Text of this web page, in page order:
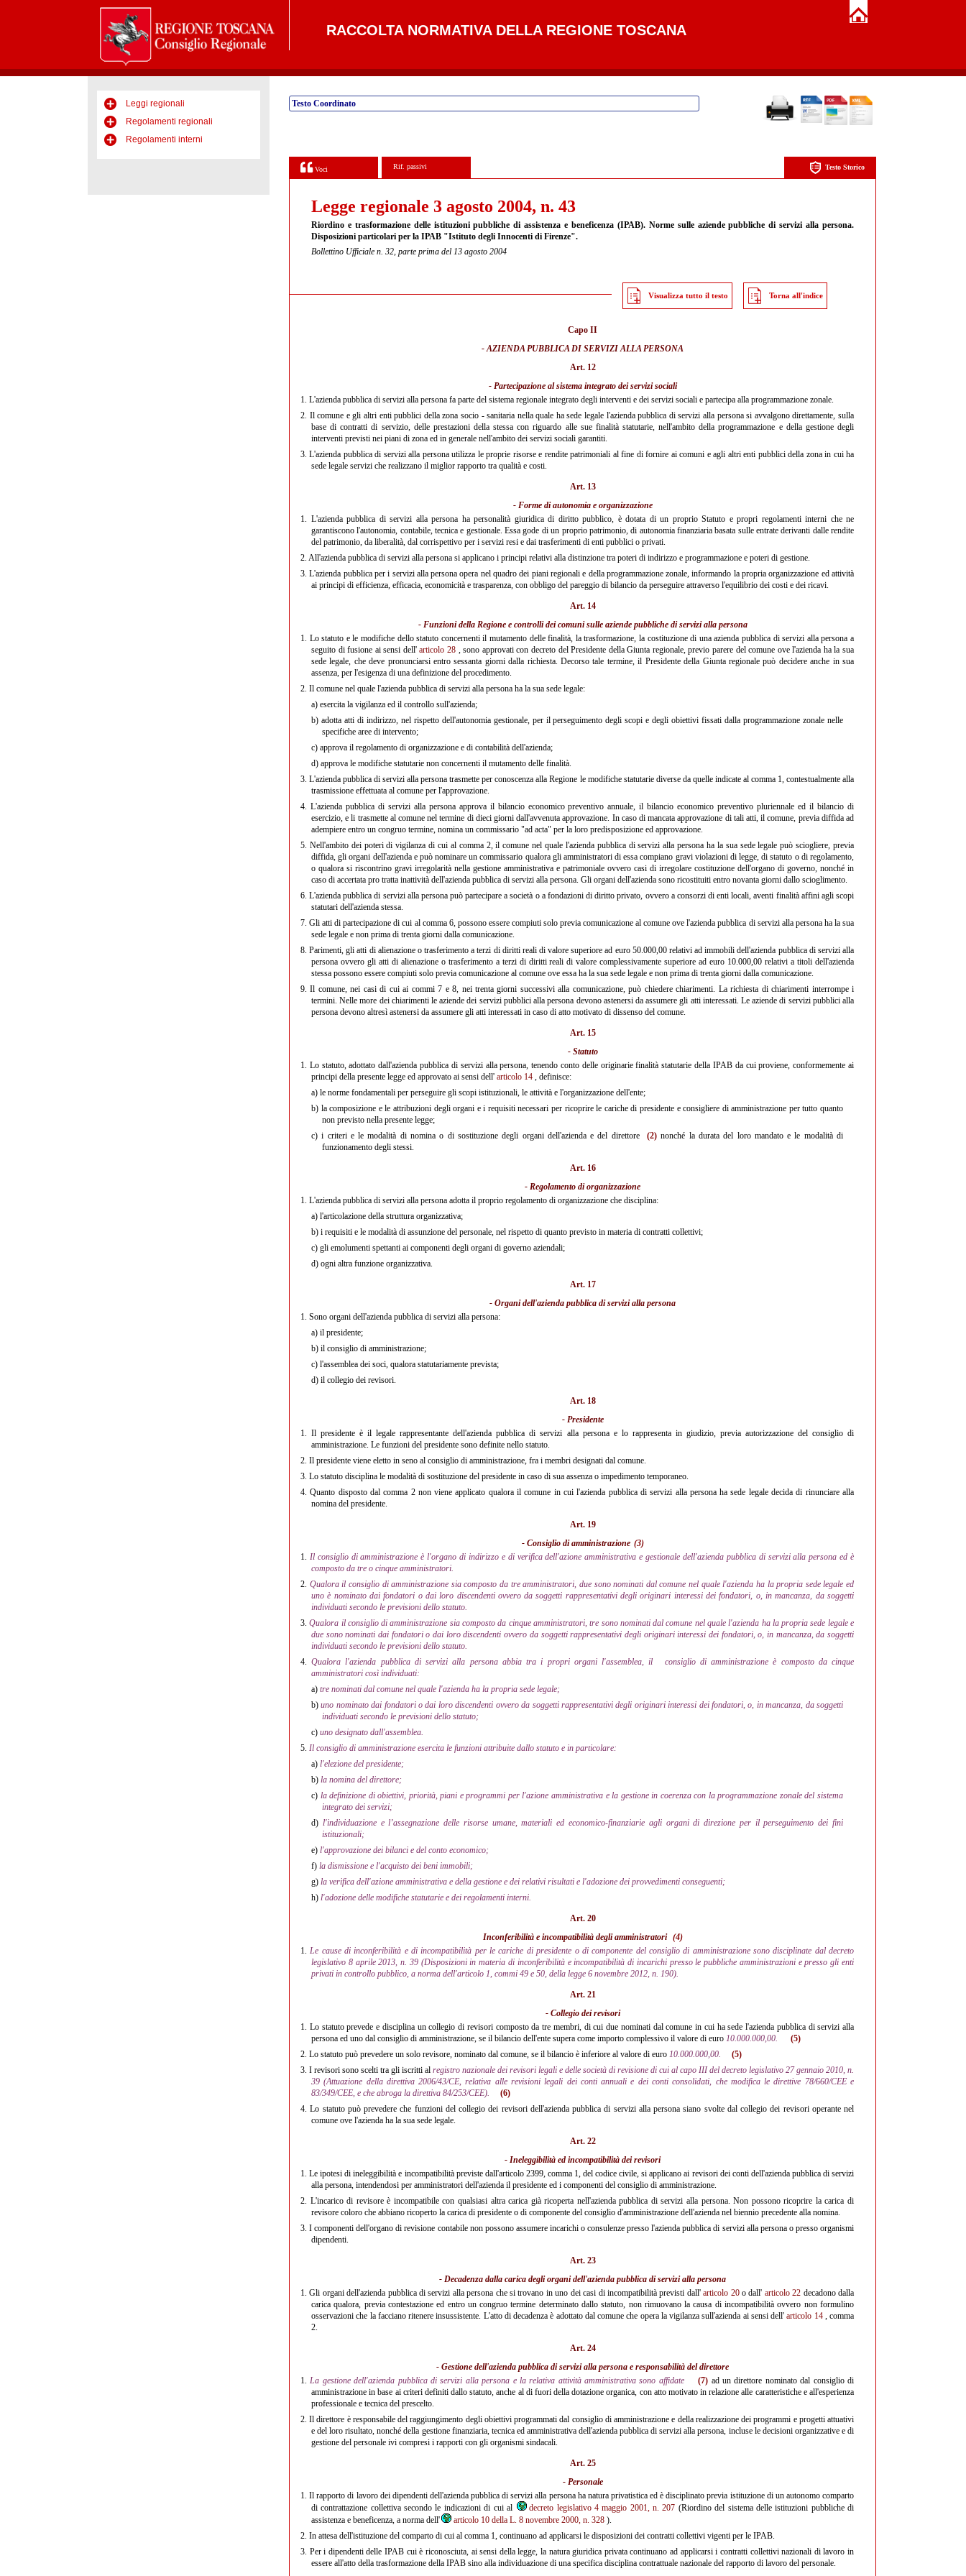
RACCOLTA NORMATIVA DELLA REGIONE TOSCANA
Leggi regionali
Regolamenti regionali
Regolamenti interni
Testo Coordinato
Voci Rif. passivi Testo Storico
Legge regionale 3 agosto 2004, n. 43
Riordino e trasformazione delle istituzioni pubbliche di assistenza e beneficenza (IPAB). Norme sulle aziende pubbliche di servizi alla persona.
Disposizioni particolari per la IPAB "Istituto degli Innocenti di Firenze".
Bollettino Ufficiale n. 32, parte prima del 13 agosto 2004
Visualizza tutto il testo Torna all'indice
Capo II
- AZIENDA PUBBLICA DI SERVIZI ALLA PERSONA
Art. 12
- Partecipazione al sistema integrato dei servizi sociali
1. L'azienda pubblica di servizi alla persona fa parte del sistema regionale integrato degli interventi e dei servizi sociali e partecipa alla programmazione zonale.
2. Il comune e gli altri enti pubblici della zona socio - sanitaria nella quale ha sede legale l'azienda pubblica di servizi alla persona si avvalgono direttamente, sulla
base di contratti di servizio, delle prestazioni della stessa con riguardo alle sue finalità statutarie, nell'ambito della programmazione e della gestione degli
interventi previsti nei piani di zona ed in generale nell'ambito dei servizi sociali garantiti.
3.L'azienda pubblica di servizi alla persona utilizza le proprie risorse e rendite patrimoniali al fine di fornire ai comuni e agli altri enti pubblici della zona in cui ha
sede legale servizi che realizzano il miglior rapporto tra qualità e costi.
Art. 13
- Forme di autonomia e organizzazione
1. L'azienda pubblica di servizi alla persona ha personalità giuridica di diritto pubblico, è dotata di un proprio Statuto e propri regolamenti interni che ne
garantiscono l'autonomia, contabile, tecnica e gestionale. Essa gode di un proprio patrimonio, di autonomia finanziaria basata sulle entrate derivanti dalle rendite
del patrimonio, da liberalità, dal corrispettivo per i servizi resi e dai trasferimenti di enti pubblici o privati.
2. All'azienda pubblica di servizi alla persona si applicano i principi relativi alla distinzione tra poteri di indirizzo e programmazione e poteri di gestione.
3.L'azienda pubblica per i servizi alla persona opera nel quadro dei piani regionali e della programmazione zonale, informando la propria organizzazione ed attività
ai principi di efficienza, efficacia, economicità e trasparenza, con obbligo del pareggio di bilancio da perseguire attraverso l'equilibrio dei costi e dei ricavi.
Art. 14
- Funzioni della Regione e controlli dei comuni sulle aziende pubbliche di servizi alla persona
1. Lo statuto e le modifiche dello statuto concernenti il mutamento delle finalità, la trasformazione, la costituzione di una azienda pubblica di servizi alla persona a
seguito di fusione ai sensi dell'articolo 28 , sono approvati con decreto del Presidente della Giunta regionale, previo parere del comune ove l'azienda ha la sua
sede legale, che deve pronunciarsi entro sessanta giorni dalla richiesta. Decorso tale termine, il Presidente della Giunta regionale può decidere anche in sua
assenza, per l'esigenza di una definizione del procedimento.
2. Il comune nel quale l'azienda pubblica di servizi alla persona ha la sua sede legale:
a) esercita la vigilanza ed il controllo sull'azienda;
b) adotta atti di indirizzo, nel rispetto dell'autonomia gestionale, per il perseguimento degli scopi e degli obiettivi fissati dalla programmazione zonale nelle
specifiche aree di intervento;
c) approva il regolamento di organizzazione e di contabilità dell'azienda;
d) approva le modifiche statutarie non concernenti il mutamento delle finalità.
3.L'azienda pubblica di servizi alla persona trasmette per conoscenza alla Regione le modifiche statutarie diverse da quelle indicate al comma 1, contestualmente alla
trasmissione effettuata al comune per l'approvazione.
4. L'azienda pubblica di servizi alla persona approva il bilancio economico preventivo annuale, il bilancio economico preventivo pluriennale ed il bilancio di
esercizio, e li trasmette al comune nel termine di dieci giorni dall'avvenuta approvazione. In caso di mancata approvazione di tali atti, il comune, previa diffida ad
adempiere entro un congruo termine, nomina un commissario "ad acta" per la loro predisposizione ed approvazione.
5. Nell'ambito dei poteri di vigilanza di cui al comma 2, il comune nel quale l'azienda pubblica di servizi alla persona ha la sua sede legale può sciogliere, previa
diffida, gli organi dell'azienda e può nominare un commissario qualora gli amministratori di essa compiano gravi violazioni di legge, di statuto o di regolamento,
o qualora si riscontrino gravi irregolarità nella gestione amministrativa e patrimoniale ovvero casi di irregolare costituzione dell'organo di governo, nonché in
caso di accertata pro tratta inattività dell'azienda pubblica di servizi alla persona. Gli organi dell'azienda sono ricostituiti entro novanta giorni dallo scioglimento.
6.L'azienda pubblica di servizi alla persona può partecipare a società o a fondazioni di diritto privato, ovvero a consorzi di enti locali, aventi finalità affini agli scopi
statutari dell'azienda stessa.
7.Gli atti di partecipazione di cui al comma 6, possono essere compiuti solo previa comunicazione al comune ove l'azienda pubblica di servizi alla persona ha la sua
sede legale e non prima di trenta giorni dalla comunicazione.
8.Parimenti, gli atti di alienazione o trasferimento a terzi di diritti reali di valore superiore ad euro 50.000,00 relativi ad immobili dell'azienda pubblica di servizi alla
persona ovvero gli atti di alienazione o trasferimento a terzi di diritti reali di valore complessivamente superiore ad euro 10.000,00 relativi a titoli dell'azienda
stessa possono essere compiuti solo previa comunicazione al comune ove essa ha la sua sede legale e non prima di trenta giorni dalla comunicazione.
9.Il comune, nei casi di cui ai commi 7 e 8, nei trenta giorni successivi alla comunicazione, può chiedere chiarimenti. La richiesta di chiarimenti interrompe i
termini. Nelle more dei chiarimenti le aziende dei servizi pubblici alla persona devono astenersi da assumere gli atti interessati. Le aziende di servizi pubblici alla
persona devono altresì astenersi da assumere gli atti interessati in caso di atto motivato di dissenso del comune.
Art. 15
- Statuto
1. Lo statuto, adottato dall'azienda pubblica di servizi alla persona, tenendo conto delle originarie finalità statutarie della IPAB da cui proviene, conformemente ai
principi della presente legge ed approvato ai sensi dell' articolo 14 , definisce:
a) le norme fondamentali per perseguire gli scopi istituzionali, le attività e l'organizzazione dell'ente;
b) la composizione e le attribuzioni degli organi e i requisiti necessari per ricoprire le cariche di presidente e consigliere di amministrazione per tutto quanto
non previsto nella presente legge;
c) i criteri e le modalità di nomina o di sostituzione degli organi dell'azienda e del direttore (2) nonché la durata del loro mandato e le modalità di
funzionamento degli stessi.
Art. 16
- Regolamento di organizzazione
1. L'azienda pubblica di servizi alla persona adotta il proprio regolamento di organizzazione che disciplina:
a) l'articolazione della struttura organizzativa;
b) i requisiti e le modalità di assunzione del personale, nel rispetto di quanto previsto in materia di contratti collettivi;
c) gli emolumenti spettanti ai componenti degli organi di governo aziendali;
d) ogni altra funzione organizzativa.
Art. 17
- Organi dell'azienda pubblica di servizi alla persona
1. Sono organi dell'azienda pubblica di servizi alla persona:
a) il presidente;
b) il consiglio di amministrazione;
c) l'assemblea dei soci, qualora statutariamente prevista;
d) il collegio dei revisori.
Art. 18
- Presidente
1.Il presidente è il legale rappresentante dell'azienda pubblica di servizi alla persona e lo rappresenta in giudizio, previa autorizzazione del consiglio di
amministrazione. Le funzioni del presidente sono definite nello statuto.
2. Il presidente viene eletto in seno al consiglio di amministrazione, fra i membri designati dal comune.
3. Lo statuto disciplina le modalità di sostituzione del presidente in caso di sua assenza o impedimento temporaneo.
4.Quanto disposto dal comma 2 non viene applicato qualora il comune in cui l'azienda pubblica di servizi alla persona ha sede legale decida di rinunciare alla
nomina del presidente.
Art. 19
- Consiglio di amministrazione (3)
1. Il consiglio di amministrazione è l'organo di indirizzo e di verifica dell'azione amministrativa e gestionale dell'azienda pubblica di servizi alla persona ed è
composto da tre o cinque amministratori.
2. Qualora il consiglio di amministrazione sia composto da tre amministratori, due sono nominati dal comune nel quale l'azienda ha la propria sede legale ed
uno è nominato dai fondatori o dai loro discendenti ovvero da soggetti rappresentativi degli originari interessi dei fondatori, o, in mancanza, da soggetti
individuati secondo le previsioni dello statuto.
3. Qualora il consiglio di amministrazione sia composto da cinque amministratori, tre sono nominati dal comune nel quale l'azienda ha la propria sede legale e
due sono nominati dai fondatori o dai loro discendenti ovvero da soggetti rappresentativi degli originari interessi dei fondatori, o, in mancanza, da soggetti
individuati secondo le previsioni dello statuto.
4. Qualora l'azienda pubblica di servizi alla persona abbia tra i propri organi l'assemblea, il
consiglio di amministrazione è composto da cinque
amministratori così individuati:
a) tre nominati dal comune nel quale l'azienda ha la propria sede legale;
b) uno nominato dai fondatori o dai loro discendenti ovvero da soggetti rappresentativi degli originari interessi dei fondatori, o, in mancanza, da soggetti
individuati secondo le previsioni dello statuto;
c) uno designato dall'assemblea.
5. Il consiglio di amministrazione esercita le funzioni attribuite dallo statuto e in particolare:
a) l'elezione del presidente;
b) la nomina del direttore;
c) la definizione di obiettivi, priorità, piani e programmi per l'azione amministrativa e la gestione in coerenza con la programmazione zonale del sistema
integrato dei servizi;
d) l'individuazione e l’assegnazione delle risorse umane, materiali ed economico-finanziarie agli organi di direzione per il perseguimento dei fini
istituzionali;
e) l'approvazione dei bilanci e del conto economico;
f) la dismissione e l'acquisto dei beni immobili;
g) la verifica dell'azione amministrativa e della gestione e dei relativi risultati e l'adozione dei provvedimenti conseguenti;
h) l'adozione delle modifiche statutarie e dei regolamenti interni.
Art. 20
Inconferibilità e incompatibilità degli amministratori (4)
1. Le cause di inconferibilità e di incompatibilità per le cariche di presidente o di componente del consiglio di amministrazione sono disciplinate dal decreto
legislativo 8 aprile 2013, n. 39 (Disposizioni in materia di inconferibilità e incompatibilità di incarichi presso le pubbliche amministrazioni e presso gli enti
privati in controllo pubblico, a norma dell'articolo 1, commi 49 e 50, della legge 6 novembre 2012, n. 190).
Art. 21
- Collegio dei revisori
1. Lo statuto prevede e disciplina un collegio di revisori composto da tre membri, di cui due nominati dal comune in cui ha sede l'azienda pubblica di servizi alla
persona ed uno dal consiglio di amministrazione, se il bilancio dell'ente supera come importo complessivo il valore di euro 10.000.000,00.
(5)
2. Lo statuto può prevedere un solo revisore, nominato dal comune, se il bilancio è inferiore al valore di euro 10.000.000,00.
(5)
3. I revisori sono scelti tra gli iscritti al registro nazionale dei revisori legali e delle società di revisione di cui al capo III del decreto legislativo 27 gennaio 2010, n.
39 (Attuazione della direttiva 2006/43/CE, relativa alle revisioni legali dei conti annuali e dei conti consolidati, che modifica le direttive 78/660/CEE e
83/349/CEE, e che abroga la direttiva 84/253/CEE).
(6)
4.Lo statuto può prevedere che funzioni del collegio dei revisori dell'azienda pubblica di servizi alla persona siano svolte dal collegio dei revisori operante nel
comune ove l'azienda ha la sua sede legale.
Art. 22
- Ineleggibilità ed incompatibilità dei revisori
1.Le ipotesi di ineleggibilità e incompatibilità previste dall'articolo 2399, comma 1, del codice civile, si applicano ai revisori dei conti dell'azienda pubblica di servizi
alla persona, intendendosi per amministratori dell'azienda il presidente ed i componenti del consiglio di amministrazione.
2. L'incarico di revisore è incompatibile con qualsiasi altra carica già ricoperta nell'azienda pubblica di servizi alla persona. Non possono ricoprire la carica di
revisore coloro che abbiano ricoperto la carica di presidente o di componente del consiglio d'amministrazione dell'azienda nel biennio precedente alla nomina.
3.I componenti dell'organo di revisione contabile non possono assumere incarichi o consulenze presso l'azienda pubblica di servizi alla persona o presso organismi
dipendenti.
Art. 23
- Decadenza dalla carica degli organi dell'azienda pubblica di servizi alla persona
1.Gli organi dell'azienda pubblica di servizi alla persona che si trovano in uno dei casi di incompatibilità previsti dall'articolo 20o dall' articolo 22 decadono dalla
carica qualora, previa contestazione ed entro un congruo termine determinato dallo statuto, non rimuovano la causa di incompatibilità ovvero non formulino
osservazioni che la facciano ritenere insussistente. L'atto di decadenza è adottato dal comune che opera la vigilanza sull'azienda ai sensi dell'articolo 14, comma
2.
Art. 24
- Gestione dell'azienda pubblica di servizi alla persona e responsabilità del direttore
1.La gestione dell'azienda pubblica di servizi alla persona e la relativa attività amministrativa sono affidate (7) ad un direttore nominato dal consiglio di
amministrazione in base ai criteri definiti dallo statuto, anche al di fuori della dotazione organica, con atto motivato in relazione alle caratteristiche e all'esperienza
professionale e tecnica del prescelto.
2.Il direttore è responsabile del raggiungimento degli obiettivi programmati dal consiglio di amministrazione e della realizzazione dei programmi e progetti attuativi
e del loro risultato, nonché della gestione finanziaria, tecnica ed amministrativa dell'azienda pubblica di servizi alla persona, incluse le decisioni organizzative e di
gestione del personale ivi compresi i rapporti con gli organismi sindacali.
Art. 25
- Personale
1.Il rapporto di lavoro dei dipendenti dell'azienda pubblica di servizi alla persona ha natura privatistica ed è disciplinato previa istituzione di un autonomo comparto
di contrattazione collettiva secondo le indicazioni di cui al
decreto legislativo 4 maggio 2001, n. 207 (Riordino del sistema delle istituzioni pubbliche di
assistenza e beneficenza, a norma dell'
articolo 10 della L. 8 novembre 2000, n. 328 ).
2. In attesa dell'istituzione del comparto di cui al comma 1, continuano ad applicarsi le disposizioni dei contratti collettivi vigenti per le IPAB.
3. Per i dipendenti delle IPAB cui è riconosciuta, ai sensi della legge, la natura giuridica privata continuano ad applicarsi i contratti collettivi nazionali di lavoro in
essere all'atto della trasformazione della IPAB sino alla individuazione di una specifica disciplina contrattuale nazionale del rapporto di lavoro del personale.